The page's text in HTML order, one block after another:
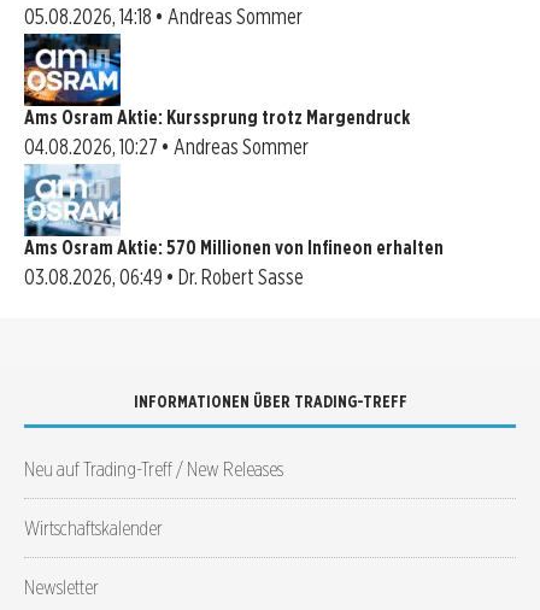
05.08.2026, 14:18 • Andreas Sommer
Ams Osram Aktie: Kurssprung trotz Margendruck
04.08.2026, 10:27 • Andreas Sommer
Ams Osram Aktie: 570 Millionen von Infineon erhalten
03.08.2026, 06:49 • Dr. Robert Sasse
INFORMATIONEN ÜBER TRADING-TREFF
Neu auf Trading-Treff / New Releases
Wirtschaftskalender
Newsletter